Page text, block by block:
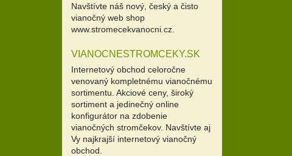
Navštívte náš nový, český a čisto
vianočný web shop
www.stromecekvanocni.cz.
VIANOCNESTROMCEKY.SK
Internetový obchod celoročne
venovaný kompletnému vianočnému
sortimentu. Akciové ceny, široký
sortiment a jedinečný online
konfigurátor na zdobenie
vianočných stromčekov. Navštívte aj
Vy najkrajší internetový vianočný
obchod.